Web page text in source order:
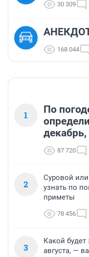
30 309
168 044
1
По
87 720
2
Суровой
узнать по
приметы
78 456
3
Какой
августа, —